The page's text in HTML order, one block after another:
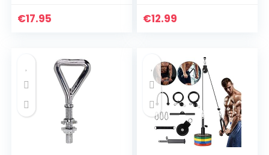
mobiliteit en
€17.95
kabel fitness home
€12.99